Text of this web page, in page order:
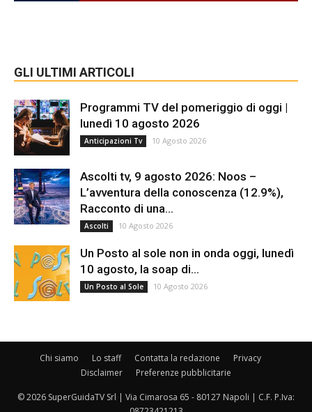
GLI ULTIMI ARTICOLI
Programmi TV del pomeriggio di oggi |
lunedì 10 agosto 2026
Anticipazioni Tv 10 Agosto 2026
Ascolti tv, 9 agosto 2026: Noos –
L’avventura della conoscenza (12.9%),
Racconto di una...
Ascolti 10 Agosto 2026
Un Posto al sole non in onda oggi, lunedì
10 agosto, la soap di...
Un Posto al Sole 10 Agosto 2026
Chi siamo Lo staff Contatta la redazione
Privacy
Disclaimer
Preferenze pubblicitarie
© 2026 SuperGuidaTV Srl | Via Cimarosa 65 - 80127 Napoli | C.F. P.Iva: